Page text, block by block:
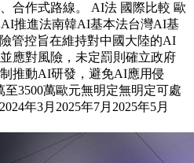
合作式路線。 AI法 國際比較 歐
推進法南韓AI基本法台灣AI基
管控旨在維持對中國大陸的AI
應對風險，未定罰則確立政府
推動AI研發，避免AI應用侵
3500萬歐元無明定無明定可處
年3月2025年7月2025年5月